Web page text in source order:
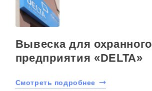
Вывеска для охранного
предприятия «DELTA»
Смотреть подробнее